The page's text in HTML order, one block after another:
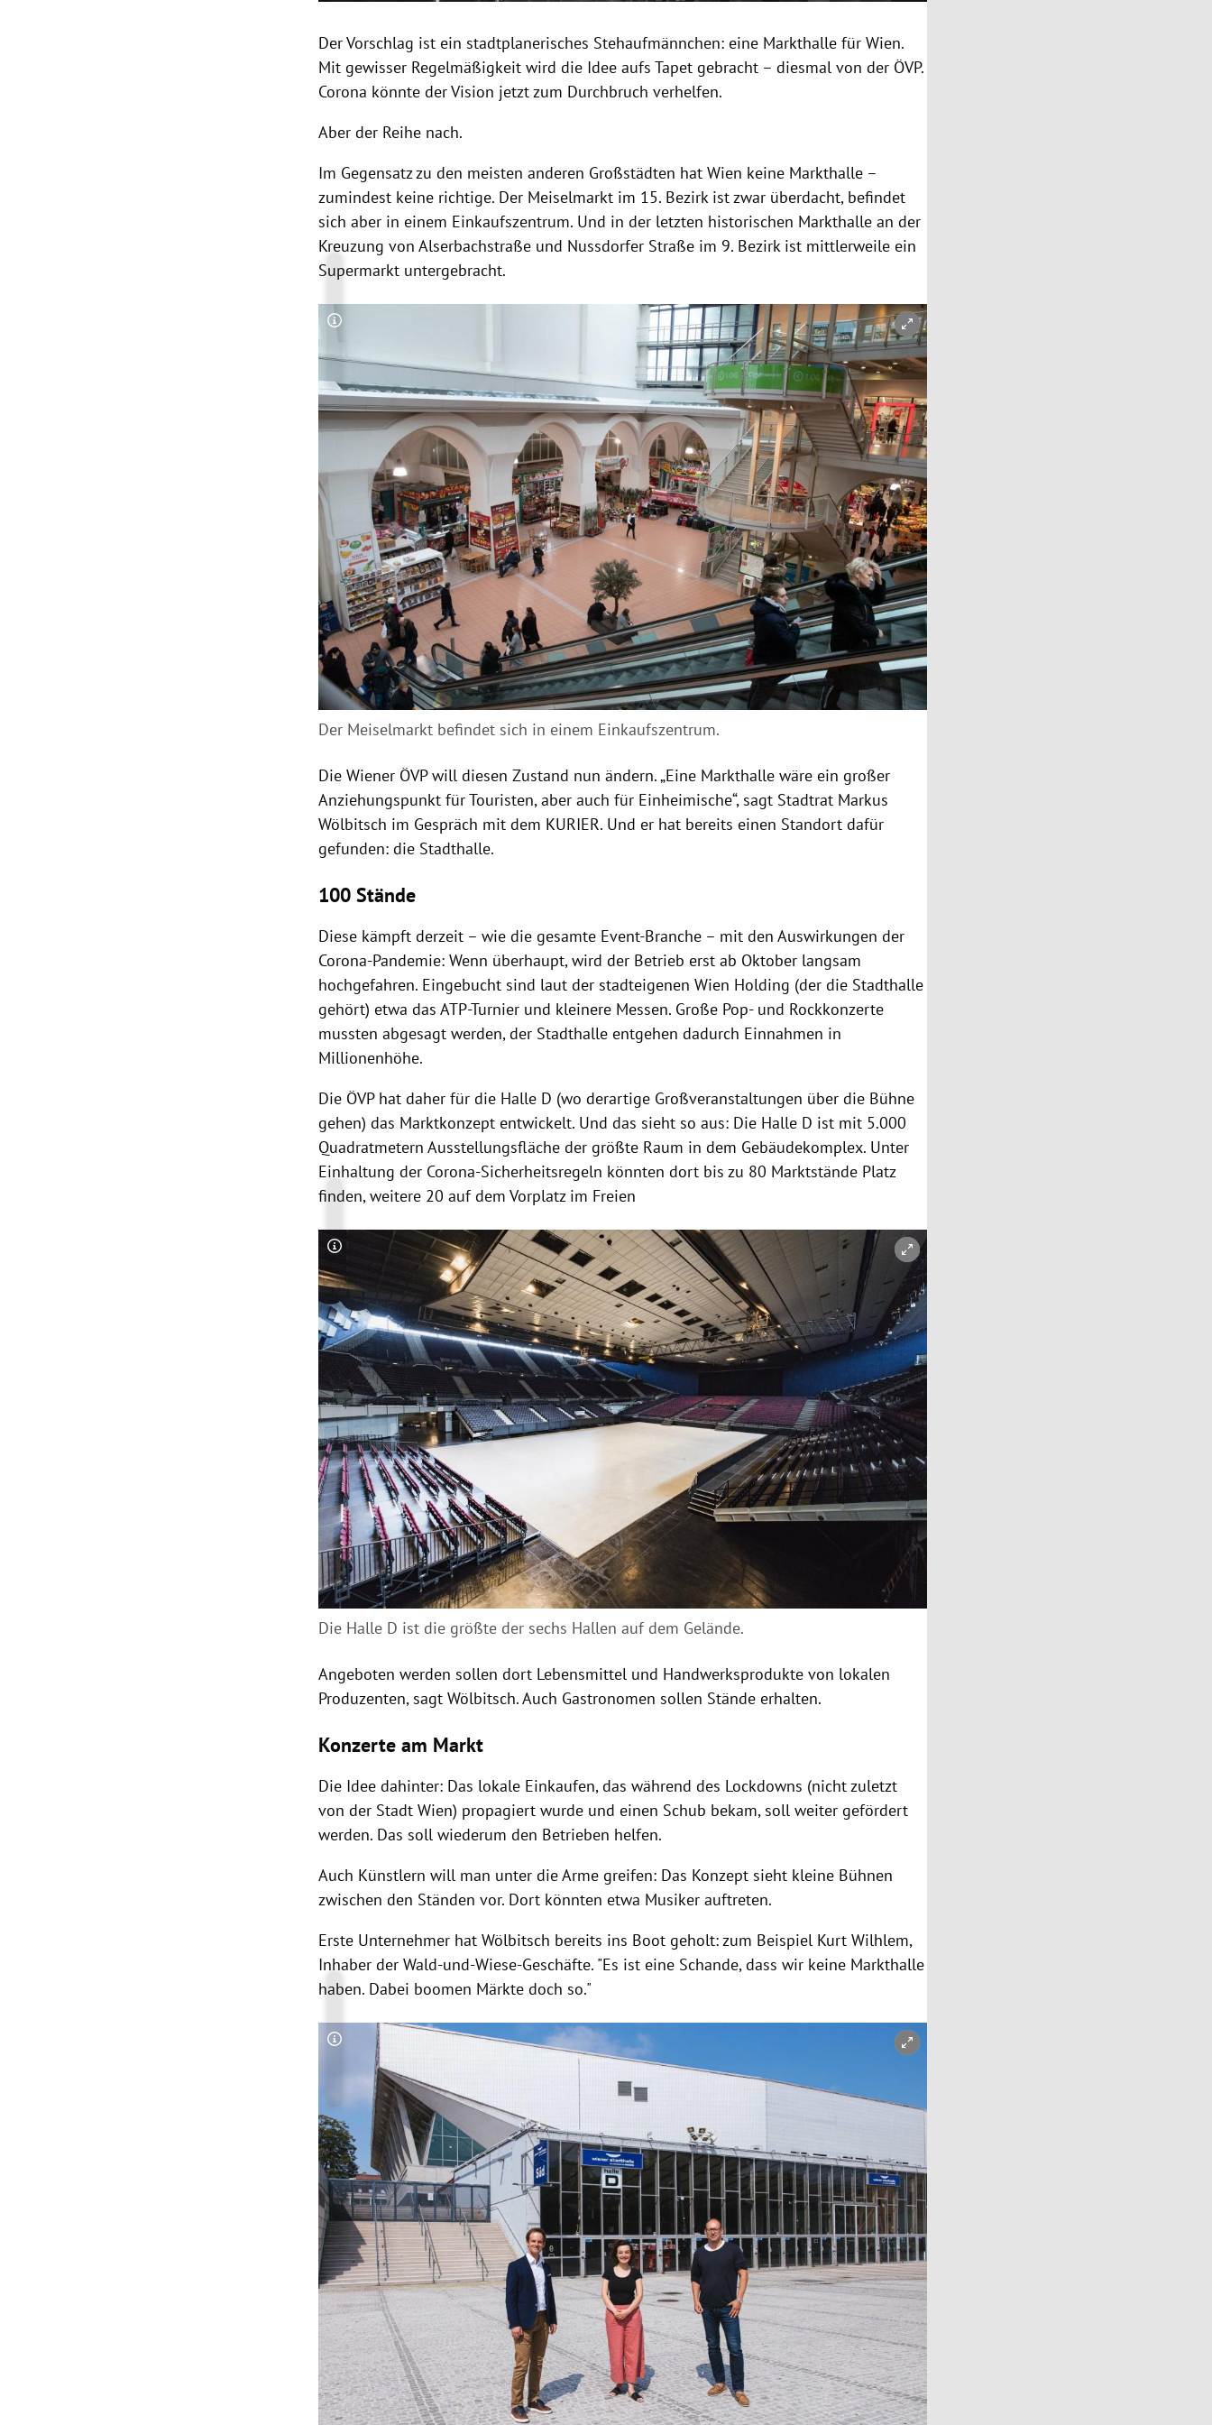
Der Vorschlag ist ein stadtplanerisches Stehaufmännchen: eine Markthalle für Wien.
Mit gewisser Regelmäßigkeit wird die Idee aufs Tapet gebracht – diesmal von der ÖVP.
Corona könnte der Vision jetzt zum Durchbruch verhelfen.
Aber der Reihe nach.
Im Gegensatz zu den meisten anderen Großstädten hat Wien keine Markthalle –
zumindest keine richtige. Der Meiselmarkt im 15. Bezirk ist zwar überdacht, befindet
sich aber in einem Einkaufszentrum. Und in der letzten historischen Markthalle an der
Kreuzung von Alserbachstraße und Nussdorfer Straße im 9. Bezirk ist mittlerweile ein
Supermarkt untergebracht.
Copyright-Hinweis öffnen/schließen
Der Meiselmarkt befindet sich in einem Einkaufszentrum.
Die Wiener ÖVP will diesen Zustand nun ändern. „Eine Markthalle wäre ein großer
Anziehungspunkt für Touristen, aber auch für Einheimische“, sagt Stadtrat Markus
Wölbitsch im Gespräch mit dem KURIER. Und er hat bereits einen Standort dafür
gefunden: die Stadthalle.
100 Stände
Diese kämpft derzeit – wie die gesamte Event-Branche – mit den Auswirkungen der
Corona-Pandemie: Wenn überhaupt, wird der Betrieb erst ab Oktober langsam
hochgefahren. Eingebucht sind laut der stadteigenen Wien Holding (der die Stadthalle
gehört) etwa das ATP-Turnier und kleinere Messen. Große Pop- und Rockkonzerte
mussten abgesagt werden, der Stadthalle entgehen dadurch Einnahmen in
Millionenhöhe.
Die ÖVP hat daher für die Halle D (wo derartige Großveranstaltungen über die Bühne
gehen) das Marktkonzept entwickelt. Und das sieht so aus: Die Halle D ist mit 5.000
Quadratmetern Ausstellungsfläche der größte Raum in dem Gebäudekomplex. Unter
Einhaltung der Corona-Sicherheitsregeln könnten dort bis zu 80 Marktstände Platz
finden, weitere 20 auf dem Vorplatz im Freien
Copyright-Hinweis öffnen/schließen
Die Halle D ist die größte der sechs Hallen auf dem Gelände.
Angeboten werden sollen dort Lebensmittel und Handwerksprodukte von lokalen
Produzenten, sagt Wölbitsch. Auch Gastronomen sollen Stände erhalten.
Konzerte am Markt
Die Idee dahinter: Das lokale Einkaufen, das während des Lockdowns (nicht zuletzt
von der Stadt Wien) propagiert wurde und einen Schub bekam, soll weiter gefördert
werden. Das soll wiederum den Betrieben helfen.
Auch Künstlern will man unter die Arme greifen: Das Konzept sieht kleine Bühnen
zwischen den Ständen vor. Dort könnten etwa Musiker auftreten.
Erste Unternehmer hat Wölbitsch bereits ins Boot geholt: zum Beispiel Kurt Wilhlem,
Inhaber der Wald-und-Wiese-Geschäfte. "Es ist eine Schande, dass wir keine Markthalle
haben. Dabei boomen Märkte doch so."
Copyright-Hinweis öffnen/schließen